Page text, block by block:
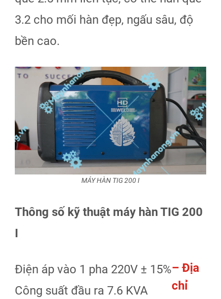
3.2 cho mối hàn đẹp, ngấu sâu, độ
bền cao.
MÁY HÀN TIG 200 I
Thông số kỹ thuật máy hàn TIG 200
I
Điện áp vào 1 pha 220V ± 15%
Công suất đầu ra 7.6 KVA
– Địa
chỉ